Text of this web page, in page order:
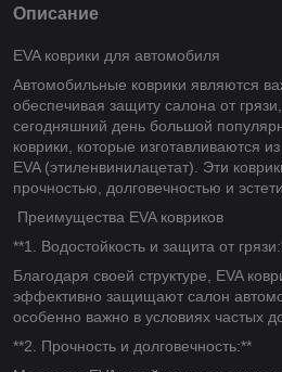
Описание
EVA коврики для автомобиля
Автомобильные коврики являются
обеспечивая защиту салона от
сегодняшний день большой
коврики, которые изготавливаются
EVA (этиленвинилацетат). Эти
прочностью, долговечностью и
Преимущества EVA ковриков
**1. Водостойкость и защита от
Благодаря своей структуре, EVA
эффективно защищают салон
особенно важно в условиях частых
**2. Прочность и долговечность:**